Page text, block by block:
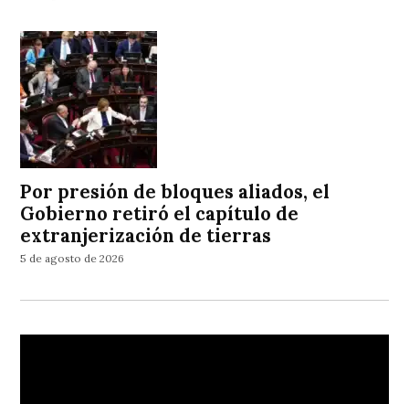
Por presión de bloques aliados, el
Gobierno retiró el capítulo de
extranjerización de tierras
5 de agosto de 2026